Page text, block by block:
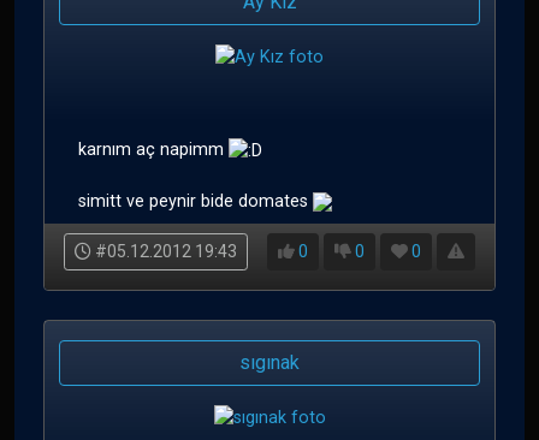
karnım aç napimm
simitt ve peynir bide domates
#05.12.2012 19:43 0 0 0
sıgınak